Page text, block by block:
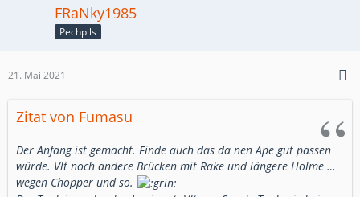
FRaNky1985
Pechpils
21. Mai 2021
Zitat von Fumasu
Der Anfang ist gemacht. Finde auch das da nen Ape gut passen
würde. Vlt noch andere Brücken mit Rake und längere Holme …
wegen Chopper und so.